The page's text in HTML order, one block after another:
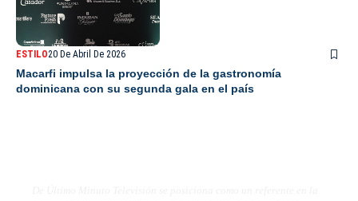
ESTILO20 De Abril De 2026
Macarfi impulsa la proyección de la gastronomía
dominicana con su segunda gala en el país